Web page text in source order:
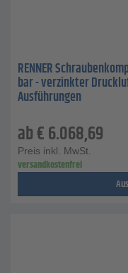
RENNER
bar - verzinkter
Ausführungen
ab€6.068,69
Preis inkl. MwSt.
versandkostenfrei